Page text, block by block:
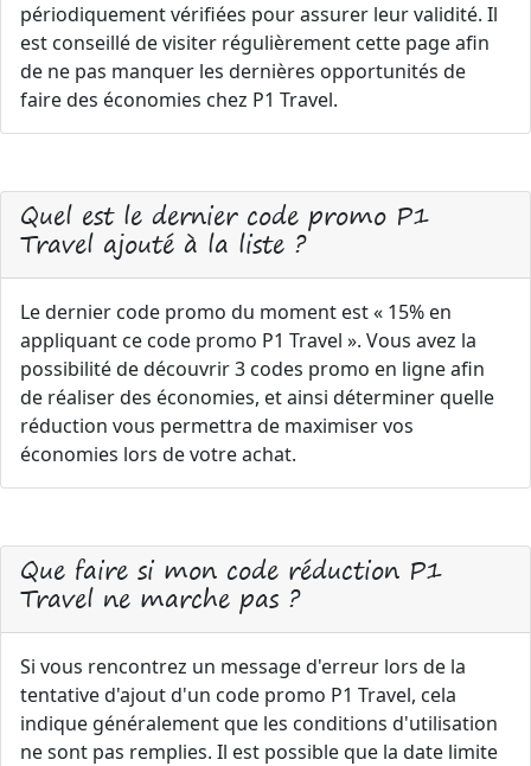
périodiquement vérifiées pour assurer leur validité. Il
est conseillé de visiter régulièrement cette page afin
de ne pas manquer les dernières opportunités de
faire des économies chez P1 Travel.
Quel est le dernier code promo P1
Travel ajouté à la liste ?
Le dernier code promo du moment est « 15% en
appliquant ce code promo P1 Travel ». Vous avez la
possibilité de découvrir 3 codes promo en ligne afin
de réaliser des économies, et ainsi déterminer quelle
réduction vous permettra de maximiser vos
économies lors de votre achat.
Que faire si mon code réduction P1
Travel ne marche pas ?
Si vous rencontrez un message d'erreur lors de la
tentative d'ajout d'un code promo P1 Travel, cela
indique généralement que les conditions d'utilisation
ne sont pas remplies. Il est possible que la date limite